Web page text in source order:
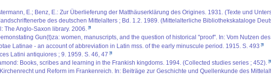
E.; Benz, E.: Zur Überlieferung der Matthäuserklärung des Origines. 1931. (Texte und
des deutschen Mittelalters ; Bd. 1.2. 1989. (Mittelalterliche Bibliothekskataloge
The Anglo-Saxon library. 2006.
Gun(t)za: women, manuscripts, and the question of historical "proof". In: Vom Nutzen
Latinae - an account of abbreviation in Latin mss. of the early minuscule period. 1915. S. 493
Latini antiquiores ; 9. 1959. S. 46, 47
Books, scribes and learning in the Frankish kingdoms. 1994. (Collected studies series ; 452).
und Reform im Frankenreich. In: Beiträge zur Geschichte und Quellenkunde des